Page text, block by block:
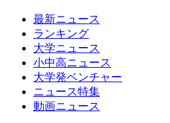
最新ニュース
ランキング
大学ニュース
小中高ニュース
大学発ベンチャー
ニュース特集
動画ニュース